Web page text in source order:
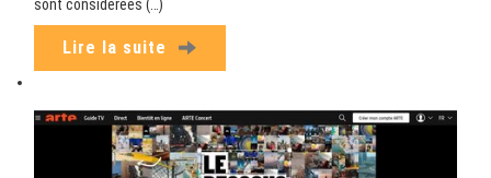
sont considérées (…)
Lire la suite